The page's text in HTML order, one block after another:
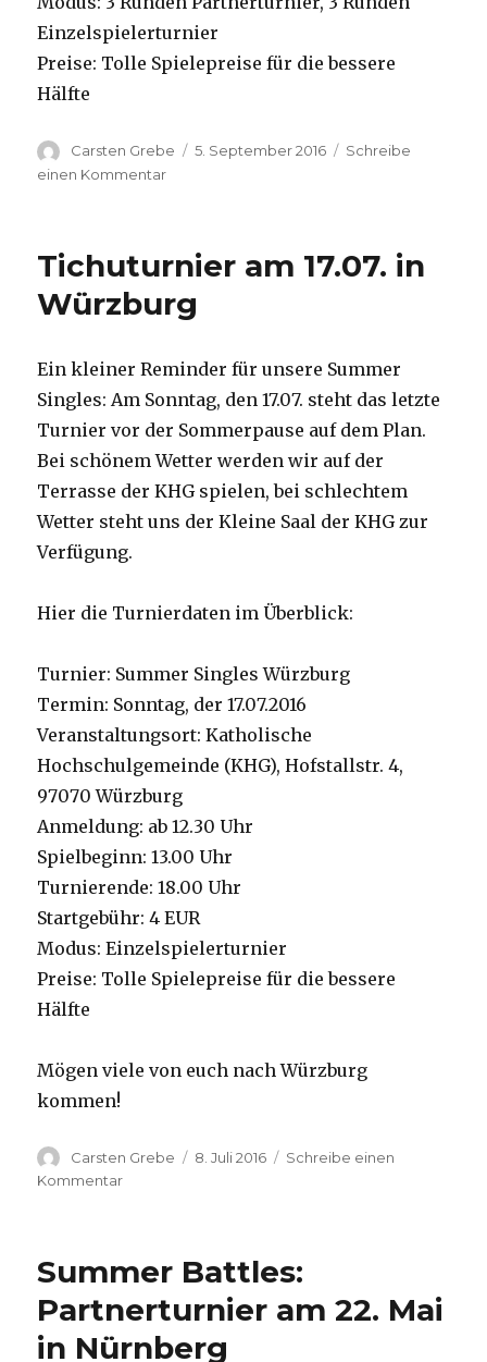
Einzelspielerturnier
Preise: Tolle Spielepreise für die bessere
Hälfte
Autor
Carsten Grebe
Veröffentlicht
5. September 2016
Schreibe
einen Kommentar
Tichuturnier am 17.07. in
Würzburg
Ein kleiner Reminder für unsere Summer
Singles: Am Sonntag, den 17.07. steht das letzte
Turnier vor der Sommerpause auf dem Plan.
Bei schönem Wetter werden wir auf der
Terrasse der KHG spielen, bei schlechtem
Wetter steht uns der Kleine Saal der KHG zur
Verfügung.
Hier die Turnierdaten im Überblick:
Turnier: Summer Singles Würzburg
Termin: Sonntag, der 17.07.2016
Veranstaltungsort: Katholische
Hochschulgemeinde (KHG), Hofstallstr. 4,
97070 Würzburg
Anmeldung: ab 12.30 Uhr
Spielbeginn: 13.00 Uhr
Turnierende: 18.00 Uhr
Startgebühr: 4 EUR
Modus: Einzelspielerturnier
Preise: Tolle Spielepreise für die bessere
Hälfte
Mögen viele von euch nach Würzburg
kommen!
Autor
Carsten Grebe
Veröffentlicht
8. Juli 2016
Schreibe einen
Kommentar
in
Summer Battles:
Partnerturnier am 22. Mai
in Nürnberg